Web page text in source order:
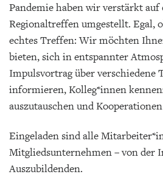
Pandemie haben wir verstärkt
Regionaltreffen umgestellt. Egal,
echtes Treffen: Wir möchten
bieten, sich in entspannter
Impulsvortrag über verschiedene
informieren, Kolleg*innen
auszutauschen und
Eingeladen sind alle
Mitgliedsunternehmen – von der
Auszubildenden.